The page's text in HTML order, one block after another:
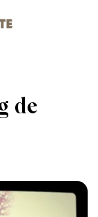
de